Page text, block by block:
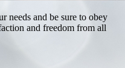
needs and be sure to obey
and freedom from all